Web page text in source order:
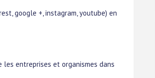
google +, instagram, youtube) en
les entreprises et organismes dans